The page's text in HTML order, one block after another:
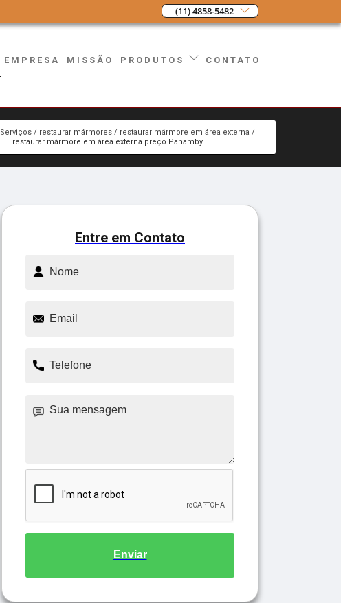
(11) 4858-5482
EMPRESA MISSÃO PRODUTOS CONTATO
Serviços restaurar mármores
restaurar mármore em área externa
restaurar mármore em área externa preço Panamby
Entre em Contato
Enviar